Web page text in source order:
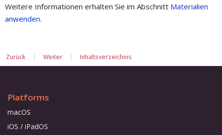
Weitere Informationen erhalten Sie im Abschnitt Materialien
anwenden.
Zurück | Weiter | Inhaltsverzeichnis
Platforms
macOS
iOS / iPadOS